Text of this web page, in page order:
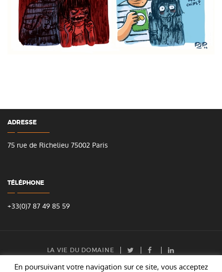
ADRESSE
75 rue de Richelieu 75002 Paris
TÉLÉPHONE
+33(0)7 87 49 85 59
LA VIE DU DOMAINE TWITTERFACEBOOK
En poursuivant votre navigation sur ce site, vous acceptez